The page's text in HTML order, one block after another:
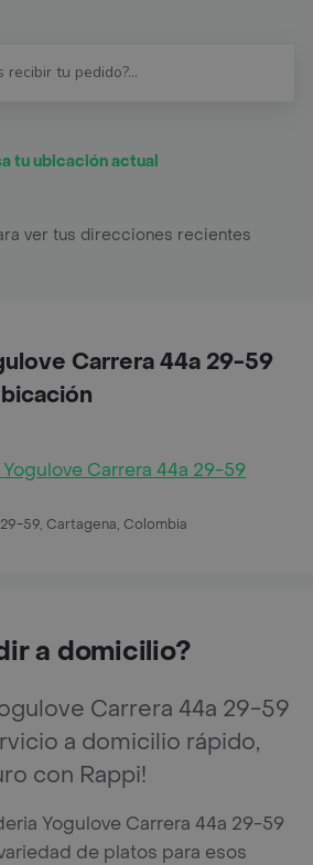
tu ubicación actual
ver tus direcciones recientes
Carrera 44a 29-59
Carrera 44a 29-59
59, Cartagena, Colombia
a domicilio?
Carrera 44a 29-59
a domicilio rápido,
con Rappi!
Yogulove Carrera 44a 29-59
de platos para esos